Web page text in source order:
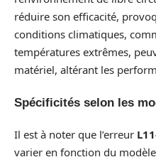
réduire son efficacité,
conditions climatiques,
températures extrêmes,
matériel, altérant les
Spécificités selon les
Il est à noter que l’erreur
varier en fonction du